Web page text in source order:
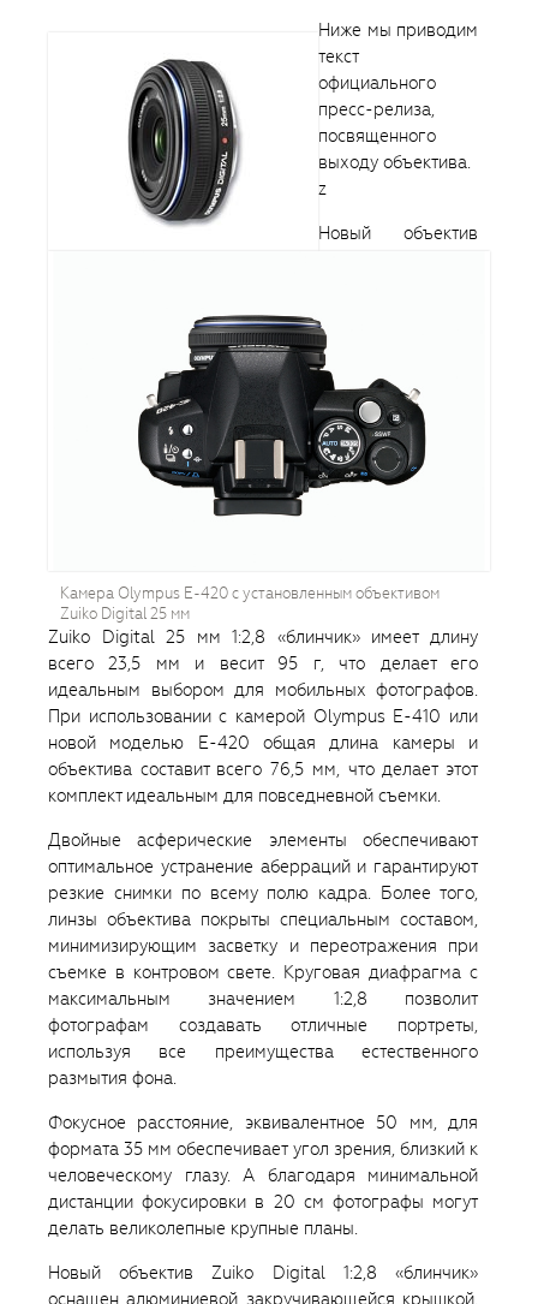
Камера Olympus E-420 с установленным объективом
Zuiko Digital 25 мм
Ниже мы приводим
текст
официального
пресс-релиза,
посвященного
выходу объектива.
z
Новый объектив
Zuiko Digital 25 мм 1:2,8 «блинчик» имеет длину
всего 23,5 мм и весит 95 г, что делает его
идеальным выбором для мобильных фотографов.
При использовании с камерой Olympus E-410 или
новой моделью E-420 общая длина камеры и
объектива составит всего 76,5 мм, что делает этот
комплект идеальным для повседневной съемки.
Двойные асферические элементы обеспечивают
оптимальное устранение аберраций и гарантируют
резкие снимки по всему полю кадра. Более того,
линзы объектива покрыты специальным составом,
минимизирующим засветку и переотражения при
съемке в контровом свете. Круговая диафрагма с
максимальным значением 1:2,8 позволит
фотографам создавать отличные портреты,
используя все преимущества естественного
размытия фона.
Фокусное расстояние, эквивалентное 50 мм, для
формата 35 мм обеспечивает угол зрения, близкий к
человеческому глазу. А благодаря минимальной
дистанции фокусировки в 20 см фотографы могут
делать великолепные крупные планы.
Новый объектив Zuiko Digital 1:2,8 «блинчик»